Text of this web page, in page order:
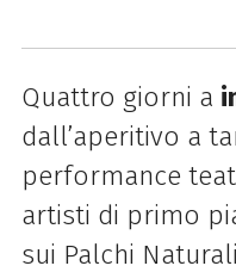
Quattro giorni a
dall’aperitivo a
performance
artisti di primo
sui Palchi